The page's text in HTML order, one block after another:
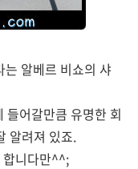
는 알베르 비쇼의 샤
들어갈만큼 유명한 회
알려져 있죠.
합니다만^^;